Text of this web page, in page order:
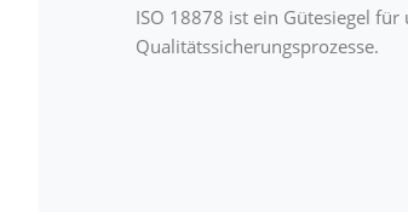
ISO 18878 ist ein Gütesiegel für
Qualitätssicherungsprozesse.